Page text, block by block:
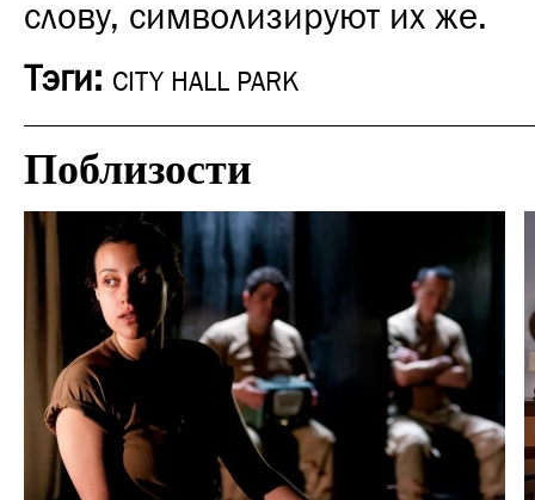
слову, символизируют их же.
Тэги: CITY HALL PARK
Поблизости
Йорк